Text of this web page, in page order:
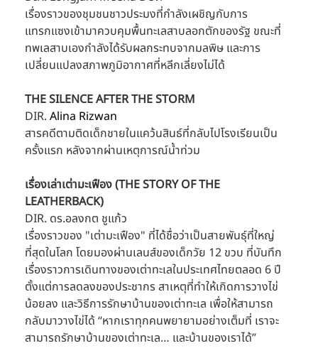
เรื่องราวของชุมชนชาวประมงที่กำลังเผชิญกับการ
แทรกแซงเข้ามาควบคุมพื้นทะเลสาบลอกตักของรัฐ ขณะที่
ทพเลสาบเองกำลังได้รับผลกระทบจากมลพิษ และการ
เปลี่ยนแปลงสภาพภูมิอากาศที่หลีกเลี่ยงไม่ได้
THE SILENCE AFTER THE STORM
DIR. Alina Rizwan
สารคดีตามติดเด็กชายในแคว้นสินธ์ที่กลับไปโรงเรียนเป็น
ครั้งแรก หลังจากผ่านเหตุการณ์น้ำท่วม
เรื่องเล่าเต่ามะเฟือง (THE STORY OF THE
LEATHERBACK)
DIR. ดร.อลงกต ชูแก้ว
เรื่องราวของ "เต่ามะเฟือง" ที่ได้ชื่อว่าเป็นสายพันธุ์ที่ใหญ่
ที่สุดในโลก โดยมองผ่านเลนส์ของเด็กวัย 12 ขวบ ที่บันทึก
เรื่องราวการเดินทางของเต่าทะเลในประเทศไทยตลอด 6 ปี
ตั้งแต่การลดลงของประชากร สาเหตุที่ทำให้เกิดการวางไข่
น้อยลง และวิธีการรักษาบ้านของเต่าทะเล เพื่อให้สามารถ
กลับมาวางไข่ได้ “หากเราทุกคนพยายามอย่างเต็มที่ เราจะ
สามารถรักษาบ้านของเต่าทะเล… และบ้านของเราได้”